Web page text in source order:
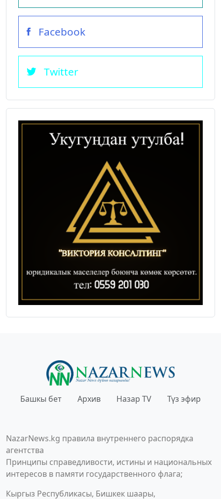
Facebook
Twitter
Башкы бет Архив Назар TV Түз эфир
NazarNews.kg правила внутреннего распорядка
агентства
Принципы справедливости, истины и национальных
интересов в памяти государственного флага;
Кыргыз Республикасы, Бишкек шаары,